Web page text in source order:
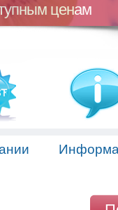
ценам